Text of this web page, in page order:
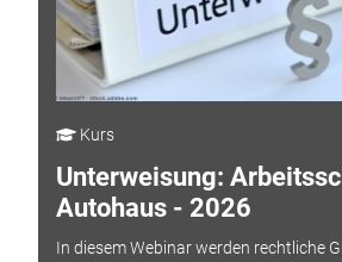
Kurs
Unterweisung:
Autohaus - 2026
In diesem Webinar werden rechtliche